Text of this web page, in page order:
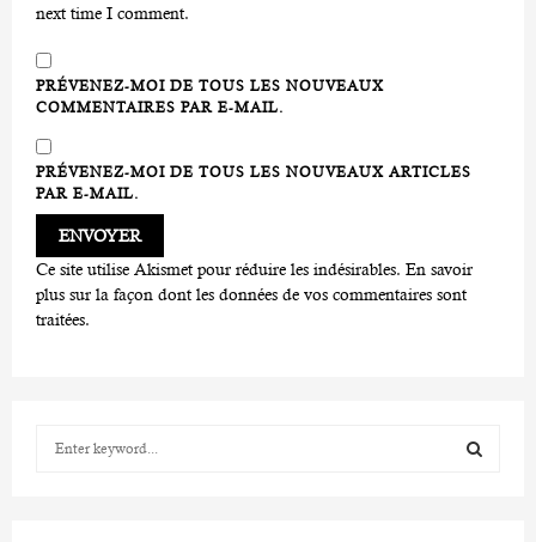
next time I comment.
PRÉVENEZ-MOI DE TOUS LES NOUVEAUX
COMMENTAIRES PAR E-MAIL.
PRÉVENEZ-MOI DE TOUS LES NOUVEAUX ARTICLES
PAR E-MAIL.
Ce site utilise Akismet pour réduire les indésirables. En savoir
plus sur la façon dont les données de vos commentaires sont
traitées.